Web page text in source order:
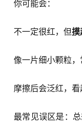
你可能会：
不一定很红，但摸
像一片细小颗粒，
摩擦后会泛红，看
最常见误区是：